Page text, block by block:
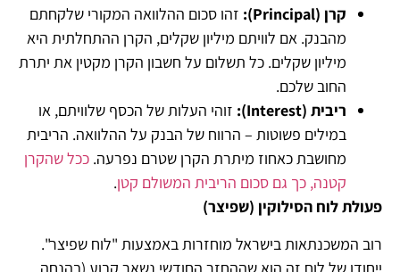
קרן (Principal):
זהו סכום ההלוואה המקורי שלקחתם
מהבנק. אם לוויתם מיליון שקלים, הקרן ההתחלתית היא
מיליון שקלים. כל תשלום על חשבון הקרן מקטין את יתרת
החוב שלכם.
ריבית (Interest):
זוהי העלות של הכסף שלוויתם, או
במילים פשוטות – הרווח של הבנק על ההלוואה. הריבית
מחושבת כאחוז מיתרת הקרן שטרם נפרעה. ככל שהקרן
קטנה, כך גם סכום הריבית המשולם קטן.
פעולת לוח הסילוקין (שפיצר)
רוב המשכנתאות בישראל מוחזרות באמצעות "לוח שפיצר".
ייחודו של לוח זה הוא שההחזר החודשי נשאר קבוע (בהנחה